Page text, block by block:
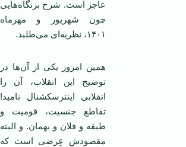
عاجز است. شرح بزنگاه‌هایی
چون شهریور و مهرماه
۱۴۰۱، نظریه‌ای می‌طلبد.
همین امروز یکی از آن‌ها در
توضیح این انقلاب، آن را
انقلابی اینترسکشنال نامید!
تقاطع جنسیت، قومیت و
طبقه و فلان و بهمان. و البته
مقصودش عِرضی است که